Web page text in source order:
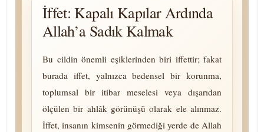
İffet: Kapalı Kapılar Ardında
Allah’a Sadık Kalmak
Bu cildin önemli eşiklerinden biri iffettir; fakat
burada iffet, yalnızca bedensel bir korunma,
toplumsal bir itibar meselesi veya dışarıdan
ölçülen bir ahlâk gö­rü­nü­şü olarak ele alınmaz.
İffet, insanın kimsenin görmediği yerde de Allah